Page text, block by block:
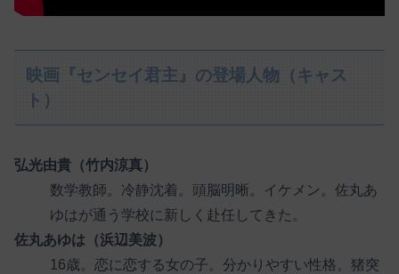
映画『センセイ君主』の登場人物（キャス
ト）
弘光由貴（竹内涼真）
数学教師。冷静沈着。頭脳明晰。イケメン。佐丸あ
ゆはが通う学校に新しく赴任してきた。
佐丸あゆは（浜辺美波）
16歳。恋に恋する女の子。分かりやすい性格。猪突